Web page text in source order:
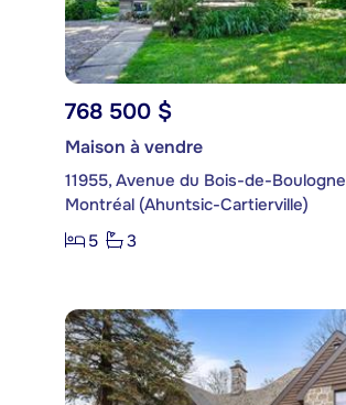
768 500 $
Maison à vendre
11955, Avenue du Bois-de-Boulogne
Montréal (Ahuntsic-Cartierville)
5
3